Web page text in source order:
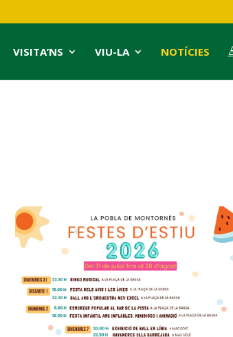
VISITA’NS VIU-LA NOTÍCIES